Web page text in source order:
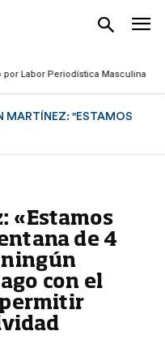
Periodística Masculina 2025
MARTÍNEZ: "ESTAMOS
«Estamos
de 4
ningún
con el
permitir